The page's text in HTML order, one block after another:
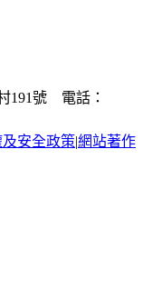
191號 電話：
及安全政策|網站著作